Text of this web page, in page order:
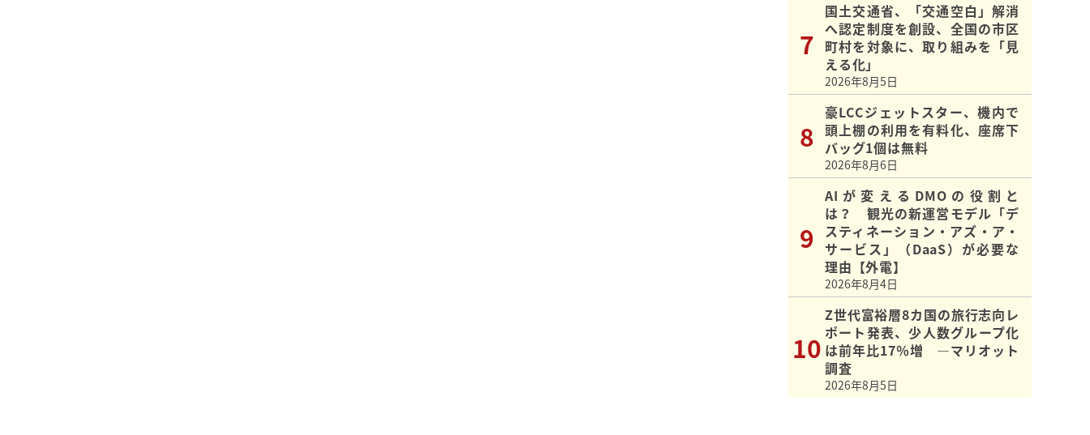
国土交通省、「交通空白」解消
へ認定制度を創設、全国の市区
町村を対象に、取り組みを「見
える化」
2026年8月5日
豪LCCジェットスター、機内で
頭上棚の利用を有料化、座席下
バッグ1個は無料
2026年8月6日
AIが変えるDMOの役割と
は？ 観光の新運営モデル「デ
スティネーション・アズ・ア・
サービス」（DaaS）が必要な
理由【外電】
2026年8月4日
Z世代富裕層8カ国の旅行志向レ
ポート発表、少人数グループ化
は前年比17％増 ―マリオット
調査
2026年8月5日